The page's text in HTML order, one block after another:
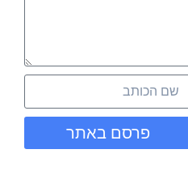
פרסם באתר